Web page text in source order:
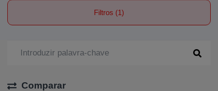
Filtros (1)
Comparar